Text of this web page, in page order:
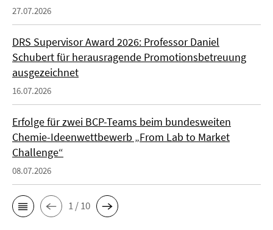
27.07.2026
DRS Supervisor Award 2026: Professor Daniel
Schubert für herausragende Promotionsbetreuung
ausgezeichnet
16.07.2026
Erfolge für zwei BCP-Teams beim bundesweiten
Chemie-Ideenwettbewerb „From Lab to Market
Challenge“
08.07.2026
1 / 10